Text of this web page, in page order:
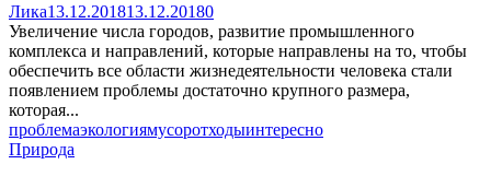
Лика13.12.201813.12.20180
Увеличение числа городов, развитие промышленного
комплекса и направлений, которые направлены на то, чтобы
обеспечить все области жизнедеятельности человека стали
появлением проблемы достаточно крупного размера,
которая...
проблемаэкологиямусоротходыинтересно
Природа